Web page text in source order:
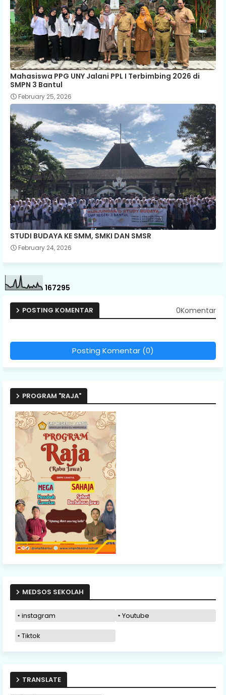
Mahasiswa PPG UNY Jalani PPL I Terbimbing 2026 di
SMPN 3 Bantul
February 25, 2026
STUDI BUDAYA KE SMM, SMKI DAN SMSR
February 24, 2026
167295
POSTING KOMENTAR 0Komentar
Posting Komentar (0)
PROGRAM "RAJA"
MEDSOS SEKOLAH
instagram Youtube
Tiktok
TRANSLATE